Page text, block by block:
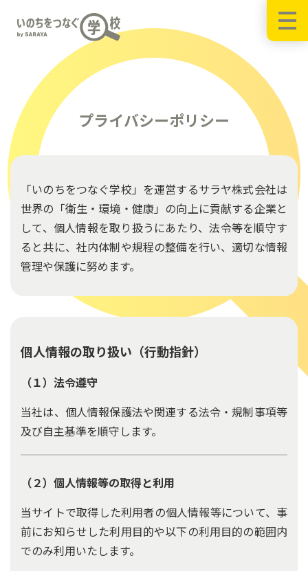
プライバシーポリシー
「いのちをつなぐ学校」を運営するサラヤ株式会社は
世界の「衛生・環境・健康」の向上に貢献する企業と
して、個人情報を取り扱うにあたり、法令等を順守す
ると共に、社内体制や規程の整備を行い、適切な情報
管理や保護に努めます。
個人情報の取り扱い（行動指針）
（１）法令遵守
当社は、個人情報保護法や関連する法令・規制事項等
及び自主基準を順守します。
（２）個人情報等の取得と利用
当サイトで取得した利用者の個人情報等について、事
前にお知らせした利用目的や以下の利用目的の範囲内
でのみ利用いたします。